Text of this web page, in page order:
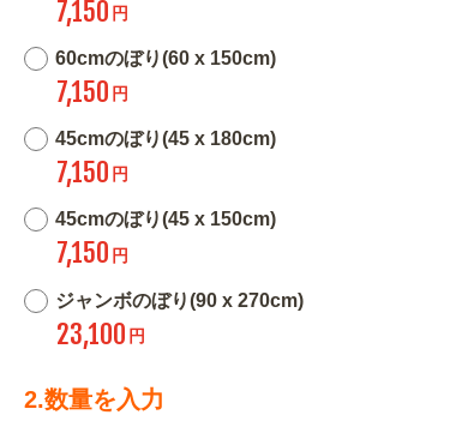
7,150 円
60cmのぼり(60 x 150cm)
7,150 円
45cmのぼり(45 x 180cm)
7,150 円
45cmのぼり(45 x 150cm)
7,150 円
ジャンボのぼり(90 x 270cm)
23,100 円
2.数量を入力